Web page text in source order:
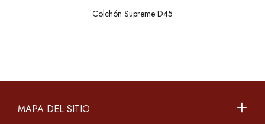
Colchón Supreme D45
MAPA DEL SITIO